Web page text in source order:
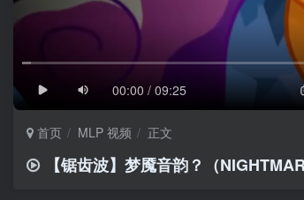
00:00 / 09:25
首页 MLP 视频 正文
【锯齿波】梦魇音韵？（